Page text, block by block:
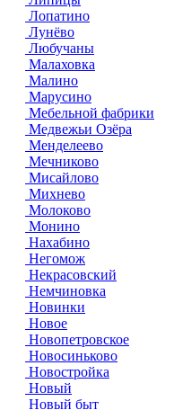
Лопатино
Лунёво
Любучаны
Малаховка
Малино
Марусино
Мебельной фабрики
Медвежьи Озёра
Менделеево
Мечниково
Мисайлово
Михнево
Молоково
Монино
Нахабино
Негомож
Некрасовский
Немчиновка
Новинки
Новое
Новопетровское
Новосиньково
Новостройка
Новый
Новый быт